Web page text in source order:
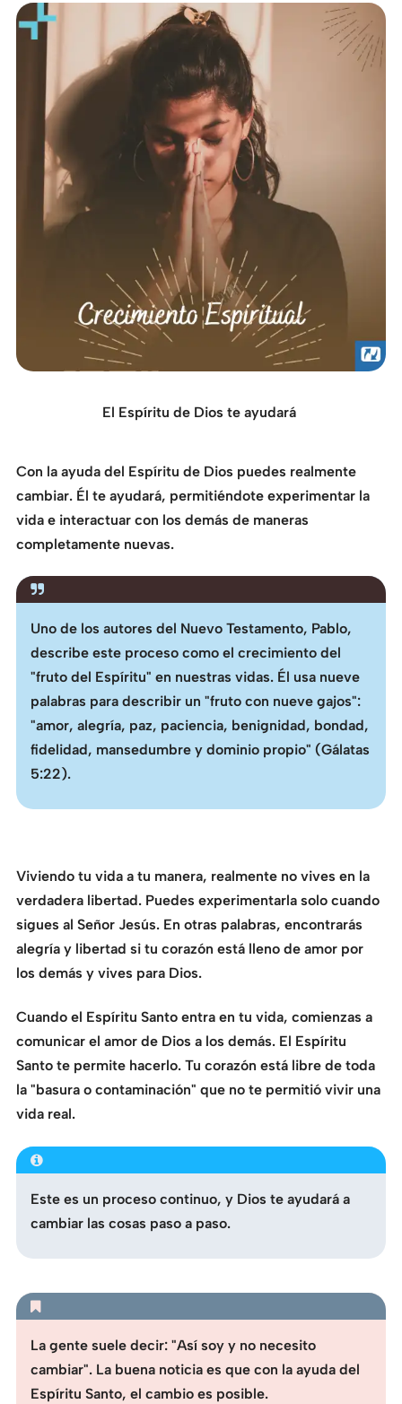
El Espíritu de Dios te ayudará
Con la ayuda del Espíritu de Dios puedes realmente
cambiar. Él te ayudará, permitiéndote experimentar la
vida e interactuar con los demás de maneras
completamente nuevas.
Uno de los autores del Nuevo Testamento, Pablo,
describe este proceso como el crecimiento del
"fruto del Espíritu" en nuestras vidas. Él usa nueve
palabras para describir un "fruto con nueve gajos":
"amor, alegría, paz, paciencia, benignidad, bondad,
fidelidad, mansedumbre y dominio propio" (Gálatas
5:22).
Viviendo tu vida a tu manera, realmente no vives en la
verdadera libertad. Puedes experimentarla solo cuando
sigues al Señor Jesús. En otras palabras, encontrarás
alegría y libertad si tu corazón está lleno de amor por
los demás y vives para Dios.
Cuando el Espíritu Santo entra en tu vida, comienzas a
comunicar el amor de Dios a los demás. El Espíritu
Santo te permite hacerlo. Tu corazón está libre de toda
la "basura o contaminación" que no te permitió vivir una
vida real.
Este es un proceso continuo, y Dios te ayudará a
cambiar las cosas paso a paso.
La gente suele decir: "Así soy y no necesito
cambiar". La buena noticia es que con la ayuda del
Espíritu Santo, el cambio es posible.